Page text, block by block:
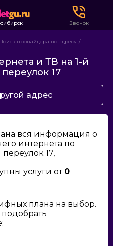
Звонок
Поиск провайдера по адресу
и ТВ на 1-й
17
адрес
вся информация о
интернета по
17,
услуги от 0
плана на выбор.